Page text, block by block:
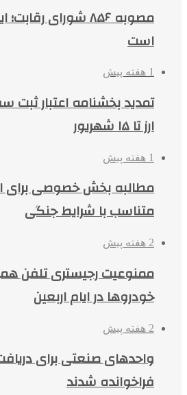
مصوبه ۸۵۶ شورای
است
1 هفته پیش
تمدید بخشنامه اعتبار ثبت
ارز تا ۱۵ شهریور
1 هفته پیش
مطالبه بخش خصوصی برای
متناسب با شرایط جنگی
2 هفته پیش
ممنوعیت رجیستری تلفن
خودروها در ایام اربعین
2 هفته پیش
واحدهای صنعتی برای دریافت
فراخوانده شدند